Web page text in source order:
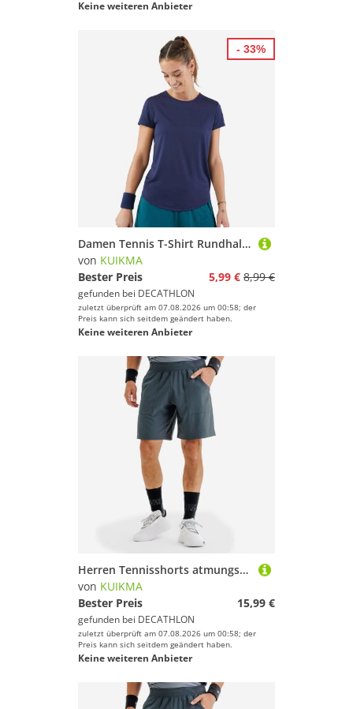
Keine weiteren Anbieter
Damen Tennis T-Shirt Rundhals - Dry Essentiel 100 marineblau
von KUIKMA
Bester Preis
5,99 € 8,99 €
gefunden bei DECATHLON
zuletzt überprüft am 07.08.2026 um 00:58; der
Preis kann sich seitdem geändert haben.
Keine weiteren Anbieter
- 33%
Herren Tennisshorts atmungsaktiv - Dry grau
von KUIKMA
Bester Preis
15,99 €
gefunden bei DECATHLON
zuletzt überprüft am 07.08.2026 um 00:58; der
Preis kann sich seitdem geändert haben.
Keine weiteren Anbieter